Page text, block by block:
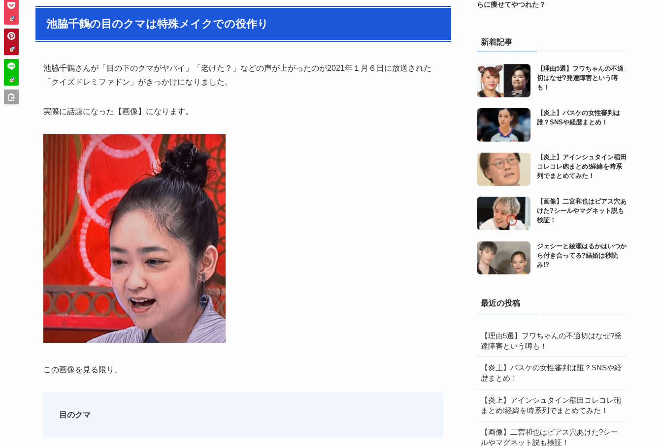
池脇千鶴の目のクマは特殊メイクでの役作り
池脇千鶴さんが「目の下のクマがヤバイ」「老けた？」などの声が上がったのが2021年１月６日に放送された
「クイズドレミファドン」がきっかけになりました。
実際に話題になった【画像】になります。
この画像を見る限り、
目のクマ
らに痩せてやつれた？
新着記事
【理由5選】フワちゃんの不適
切はなぜ?発達障害という噂
も！
【炎上】バスケの女性審判は
誰？SNSや経歴まとめ！
【炎上】アインシュタイン稲田
コレコレ砲まとめ!経緯を時系
列でまとめてみた！
【画像】二宮和也はピアス穴あ
けた?シールやマグネット説も
検証！
ジェシーと綾瀬はるかはいつか
ら付き合ってる?結婚は秒読
み!?
最近の投稿
【理由5選】フワちゃんの不適切はなぜ?発
達障害という噂も！
【炎上】バスケの女性審判は誰？SNSや経
歴まとめ！
【炎上】アインシュタイン稲田コレコレ砲
まとめ!経緯を時系列でまとめてみた！
【画像】二宮和也はピアス穴あけた?シー
ルやマグネット説も検証！